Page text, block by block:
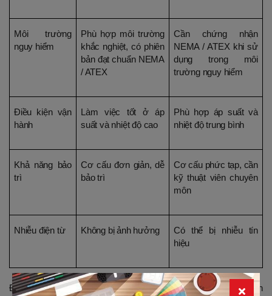
Môi trường
nguy hiểm
Phù hợp môi trường
khắc nghiệt, có phiên
bản đạt chuẩn NEMA
/ ATEX
Cần chứng nhận
NEMA / ATEX khi sử
dụng trong môi
trường nguy hiểm
Điều kiện vận
hành
Làm việc tốt ở áp
suất và nhiệt độ cao
Phù hợp áp suất và
nhiệt độ trung bình
Khả năng bảo
trì
Cơ cấu đơn giản, dễ
bảo trì
Cơ cấu phức tạp, cần
kỹ thuật viên chuyên
môn
Nhiễu điện từ Không bị ảnh hưởng
Có thể bị nhiễu tín
hiệu
Để được tư vấn về các giải pháp truyền động và điều khiển van